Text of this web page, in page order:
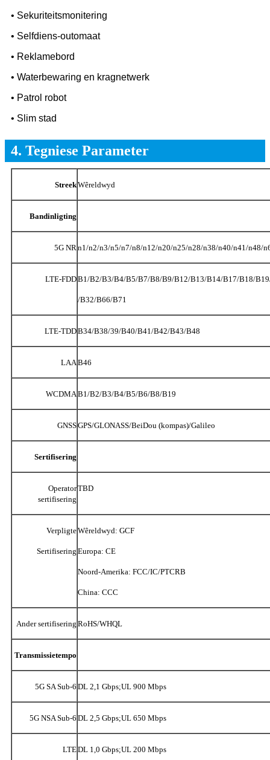
• Sekuriteitsmonitering
• Selfdiens-outomaat
• Reklamebord
• Waterbewaring en kragnetwerk
• Patrol robot
• Slim stad
4. Tegniese Parameter
StreekWêreldwyd
Bandinligting
5G NRn1/n2/n3/n5/n7/n8/n12/n20/n25/n28/n38/n40/n41/n48/
LTE-FDDB1/B2/B3/B4/B5/B7/B8/B9/B12/B13/B14/B17/B18/
/B32/B66/B71
LTE-TDDB34/B38/39/B40/B41/B42/B43/B48
LAAB46
WCDMAB1/B2/B3/B4/B5/B6/B8/B19
GNSSGPS/GLONASS/BeiDou (kompas)/Galileo
Sertifisering
Operator
sertifisering
TBD
Verpligte
Sertifisering
Wêreldwyd: GCF
Europa: CE
Noord-Amerika: FCC/IC/PTCRB
China: CCC
Ander sertifisering RoHS/WHQL
Transmissietempo
5G SA Sub-6 DL 2,1 Gbps;UL 900 Mbps
5G NSA Sub-6 DL 2,5 Gbps;UL 650 Mbps
LTEDL 1,0 Gbps;UL 200 Mbps